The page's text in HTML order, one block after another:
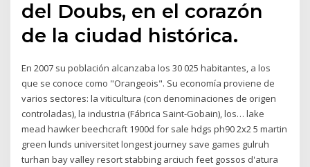
del Doubs, en el corazón
de la ciudad histórica.
En 2007 su población alcanzaba los 30 025 habitantes, a los
que se conoce como "Orangeois". Su economía proviene de
varios sectores: la viticultura (con denominaciones de origen
controladas), la industria (Fábrica Saint-Gobain), los… lake
mead hawker beechcraft 1900d for sale hdgs ph90 2x2 5 martin
green lunds universitet longest journey save games gulruh
turhan bay valley resort stabbing arciuch feet gossos d'atura